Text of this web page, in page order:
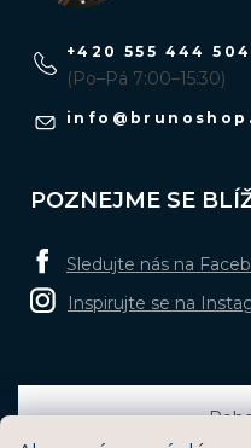
info @
+420 555 444 504
(Po–Pá 7:00–15:30)
POZNEJME SE
Sledujte nás na
Inspirujte se na